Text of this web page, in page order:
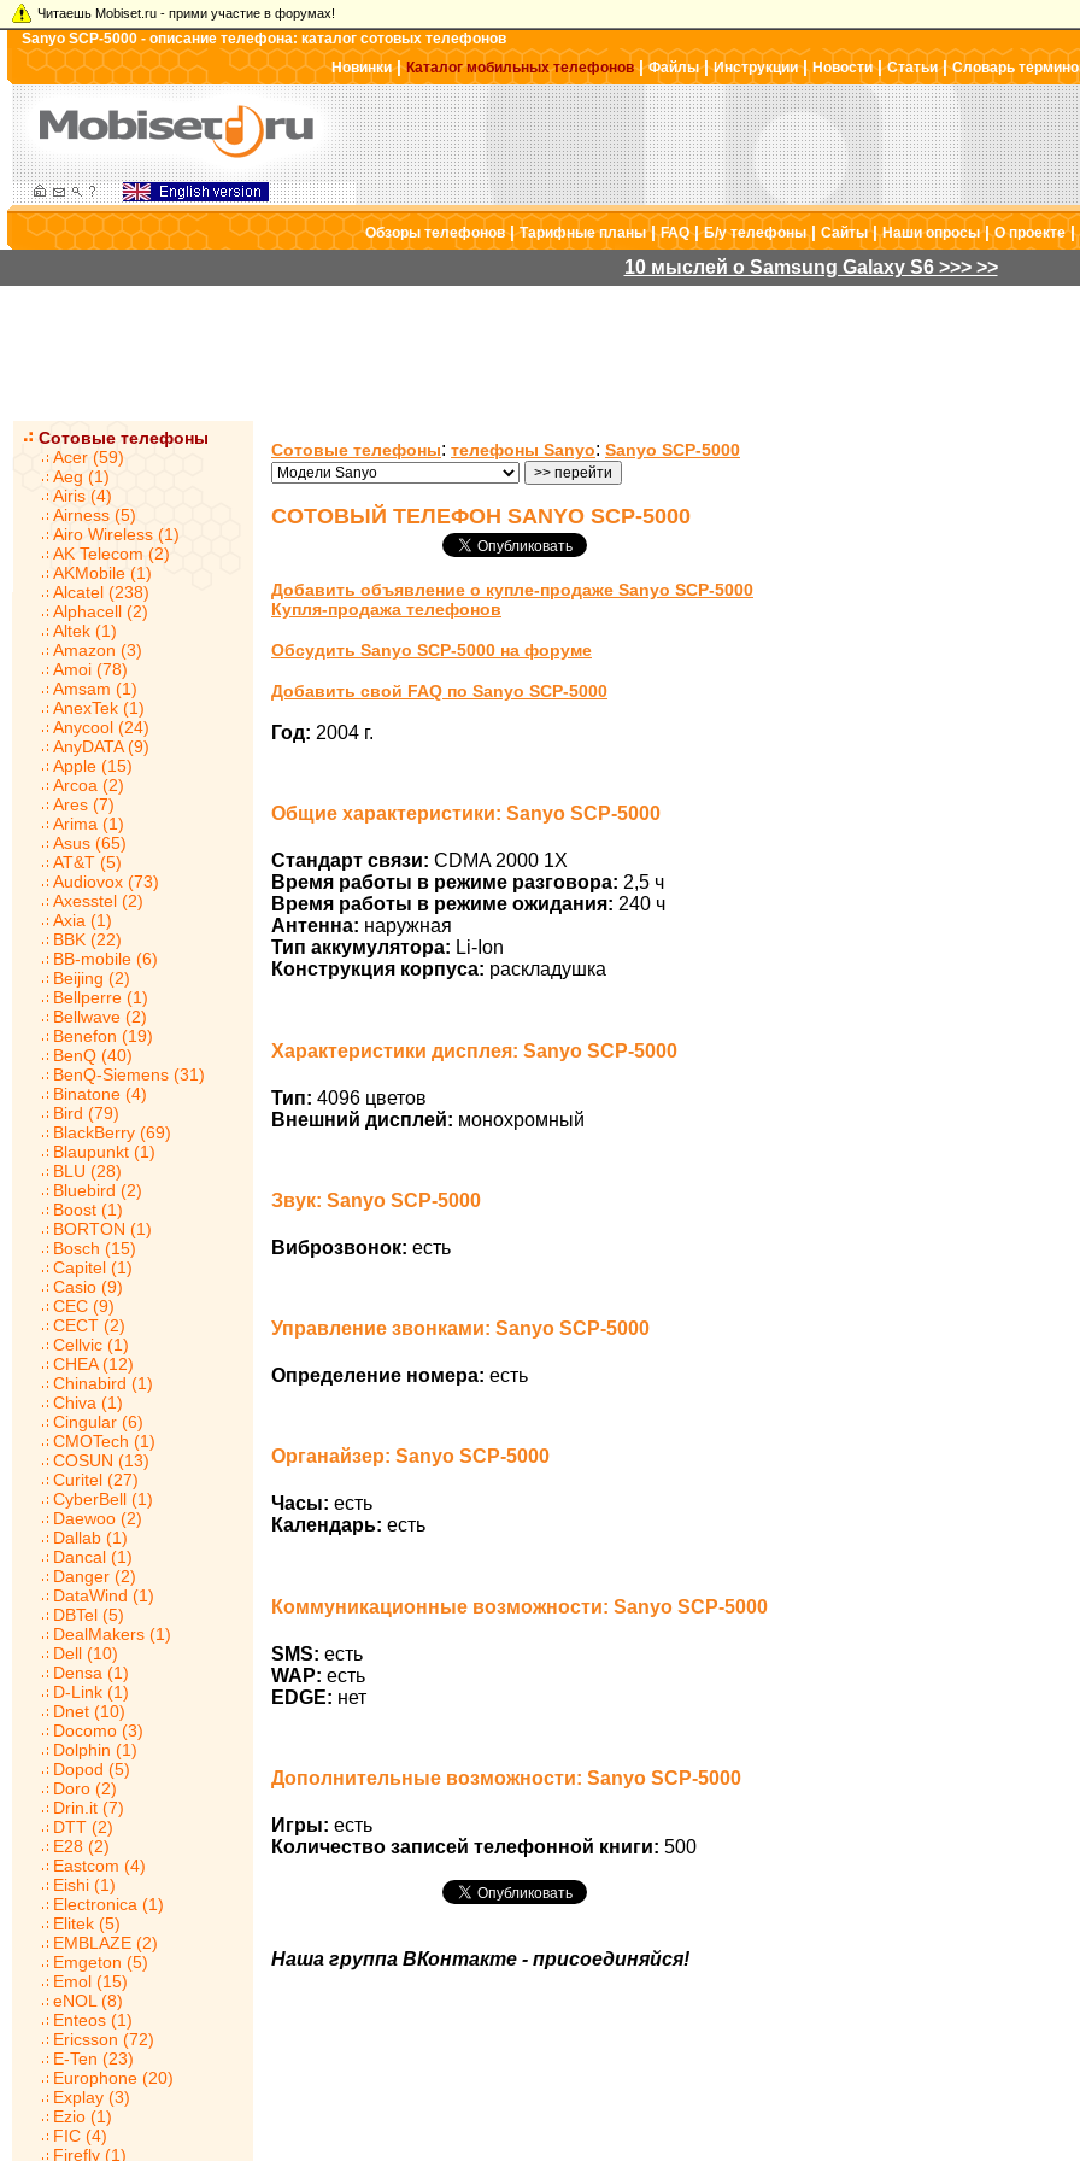
Читаешь Mobiset.ru - прими участие в форумах!
Sanyo SCP-5000 - описание телефона: каталог сотовых телефонов
Новинки|Каталог мобильных телефонов|Файлы|Инструкции| Новости|Статьи|Словарь
Обзоры телефонов|Тарифные планы|FAQ|Б/у телефоны| Сайты|Наши опросы|О проекте|
10 мыслей о Samsung Galaxy S6 >>> >>
Сотовые телефоны
Acer (59)
Aeg (1)
Airis (4)
Airness (5)
Airo Wireless (1)
AK Telecom (2)
AKMobile (1)
Alcatel (238)
Alphacell (2)
Altek (1)
Amazon (3)
Amoi (78)
Amsam (1)
AnexTek (1)
Anycool (24)
AnyDATA (9)
Apple (15)
Arcoa (2)
Ares (7)
Arima (1)
Asus (65)
AT&T (5)
Audiovox (73)
Axesstel (2)
Axia (1)
BBK (22)
BB-mobile (6)
Beijing (2)
Bellperre (1)
Bellwave (2)
Benefon (19)
BenQ (40)
BenQ-Siemens (31)
Binatone (4)
Bird (79)
BlackBerry (69)
Blaupunkt (1)
BLU (28)
Bluebird (2)
Boost (1)
BORTON (1)
Bosch (15)
Capitel (1)
Casio (9)
CEC (9)
CECT (2)
Cellvic (1)
CHEA (12)
Chinabird (1)
Chiva (1)
Cingular (6)
CMOTech (1)
COSUN (13)
Curitel (27)
CyberBell (1)
Daewoo (2)
Dallab (1)
Dancal (1)
Danger (2)
DataWind (1)
DBTel (5)
DealMakers (1)
Dell (10)
Densa (1)
D-Link (1)
Dnet (10)
Docomo (3)
Dolphin (1)
Dopod (5)
Doro (2)
Drin.it (7)
DTT (2)
E28 (2)
Eastcom (4)
Eishi (1)
Electronica (1)
Elitek (5)
EMBLAZE (2)
Emgeton (5)
Emol (15)
eNOL (8)
Enteos (1)
Ericsson (72)
E-Ten (23)
Europhone (20)
Explay (3)
Ezio (1)
FIC (4)
Firefly (1)
Сотовые телефоны: телефоны Sanyo: Sanyo SCP-5000
СОТОВЫЙ ТЕЛЕФОН SANYO SCP-5000
Добавить объявление о купле-продаже Sanyo SCP-5000
Купля-продажа телефонов
Обсудить Sanyo SCP-5000 на форуме
Добавить свой FAQ по Sanyo SCP-5000
Год: 2004 г.
Общие характеристики: Sanyo SCP-5000
Стандарт связи: CDMA 2000 1X
Время работы в режиме разговора: 2,5 ч
Время работы в режиме ожидания: 240 ч
Антенна: наружная
Тип аккумулятора: Li-Ion
Конструкция корпуса: раскладушка
Характеристики дисплея: Sanyo SCP-5000
Тип: 4096 цветов
Внешний дисплей: монохромный
Звук: Sanyo SCP-5000
Виброзвонок: есть
Управление звонками: Sanyo SCP-5000
Определение номера: есть
Органайзер: Sanyo SCP-5000
Часы: есть
Календарь: есть
Коммуникационные возможности: Sanyo SCP-5000
SMS: есть
WAP: есть
EDGE: нет
Дополнительные возможности: Sanyo SCP-5000
Игры: есть
Количество записей телефонной книги: 500
Наша группа ВКонтакте - присоединяйся!